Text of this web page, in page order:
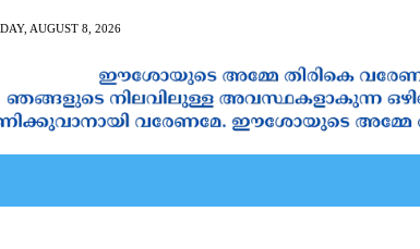
AUGUST 8, 2026